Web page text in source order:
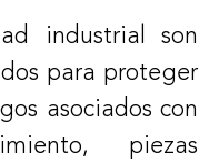
industrial son
para proteger
asociados con
piezas